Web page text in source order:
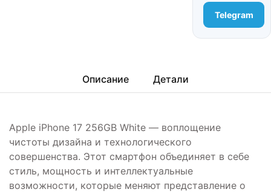
Telegram
Описание Детали
Apple iPhone 17 256GB White — воплощение
чистоты дизайна и технологического
совершенства. Этот смартфон объединяет в себе
стиль, мощность и интеллектуальные
возможности, которые меняют представление о